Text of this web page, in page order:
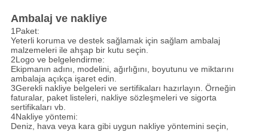
Ambalaj ve nakliye
1Paket:
Yeterli koruma ve destek sağlamak için sağlam ambalaj
malzemeleri ile ahşap bir kutu seçin.
2Logo ve belgelendirme:
Ekipmanın adını, modelini, ağırlığını, boyutunu ve miktarını
ambalaja açıkça işaret edin.
3Gerekli nakliye belgeleri ve sertifikaları hazırlayın. Örneğin
faturalar, paket listeleri, nakliye sözleşmeleri ve sigorta
sertifikaları vb.
4Nakliye yöntemi:
Deniz, hava veya kara gibi uygun nakliye yöntemini seçin,